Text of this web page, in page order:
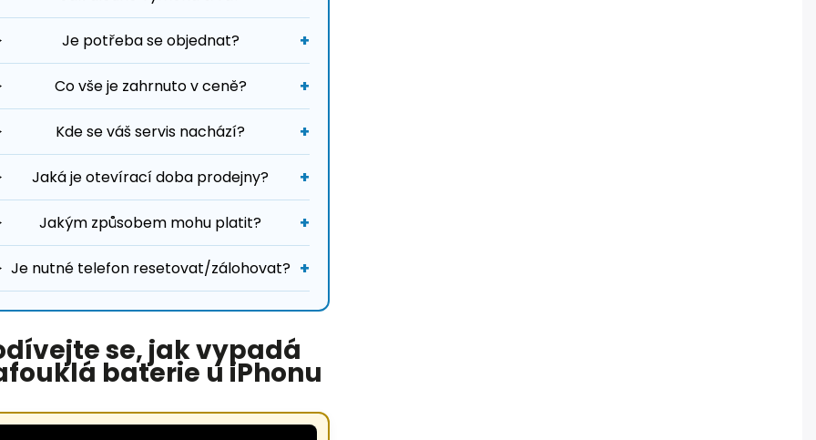
Je potřeba se objednat?
Co vše je zahrnuto v ceně?
Kde se váš servis nachází?
Jaká je otevírací doba prodejny?
Jakým způsobem mohu platit?
Je nutné telefon resetovat/zálohovat?
se, jak vypadá
baterie u iPhonu